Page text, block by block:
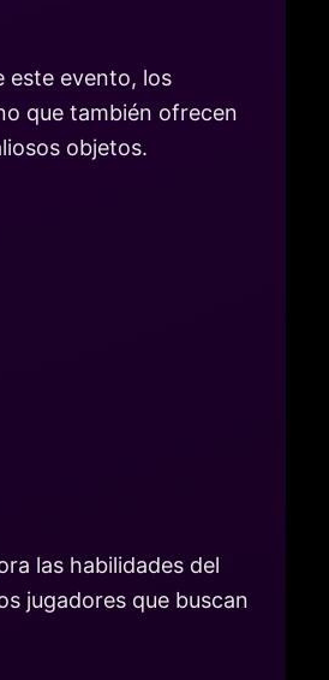
este evento, los
que también ofrecen
objetos.
las habilidades del
jugadores que buscan